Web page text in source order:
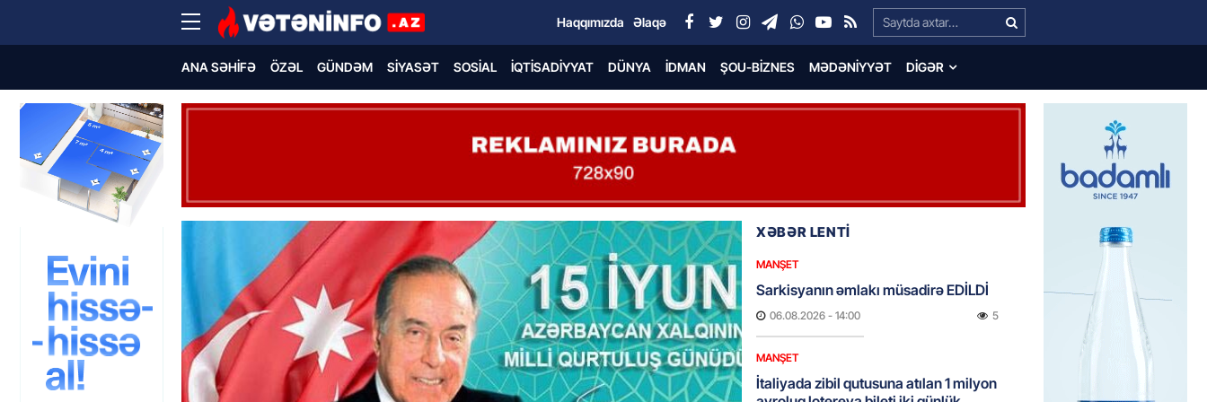
Search…
Haqqımızda Əlaqə
ANA SƏHIFƏ ÖZƏL GÜNDƏM SIYASƏT SOSIAL İQTISADIYYAT DÜNYA İDMAN ŞOU-BIZNES MƏDƏNIYYƏT DIGƏR
XƏBƏR LENTİ
MANŞET
Sarkisyanın əmlakı müsadirə EDİLDİ
06.08.2026 - 14:00 5
MANŞET
İtaliyada zibil qutusuna atılan 1 milyon